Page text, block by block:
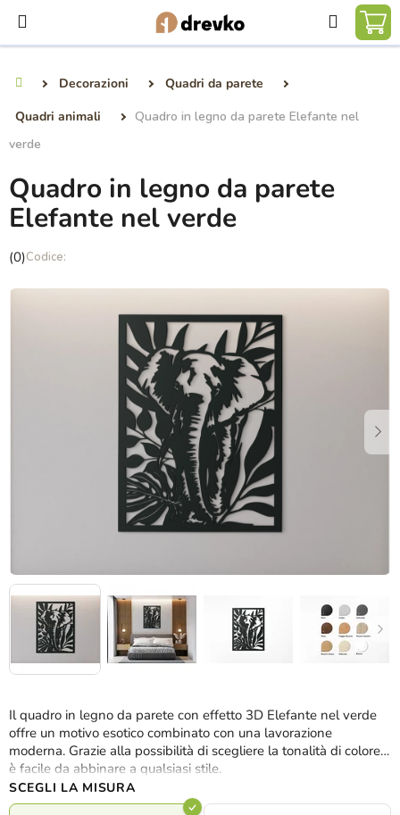
contenuto
Ricerca
Decorazioni
Quadri da parete
Quadri animali
Quadro in legno da parete Elefante nel
verde
Il quadro in legno da parete con effetto 3D Elefante nel verde
offre un motivo esotico combinato con una lavorazione
moderna. Grazie alla possibilità di scegliere la tonalità di colore,
è facile da abbinare a qualsiasi stile.
SCEGLI LA MISURA
Quadro in legno da parete
Elefante nel verde
La
media
(0)